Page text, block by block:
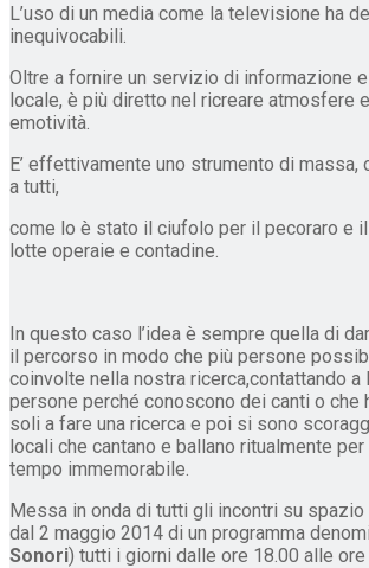
L’uso di un media come la televisione ha
inequivocabili.
Oltre a fornire un servizio di informazione
locale, è più diretto nel ricreare atmosfere
emotività.
E’ effettivamente uno strumento di
a tutti,
come lo è stato il ciufolo per il pecoraro e
lotte operaie e contadine.
In questo caso l’idea è sempre quella di
il percorso in modo che più persone
coinvolte nella nostra ricerca,contattando a
persone perché conoscono dei canti o che
soli a fare una ricerca e poi si sono
locali che cantano e ballano ritualmente
tempo immemorabile.
Messa in onda di tutti gli incontri su
dal 2 maggio 2014 di un programma
Sonori) tutti i giorni dalle ore 18.00 alle ore